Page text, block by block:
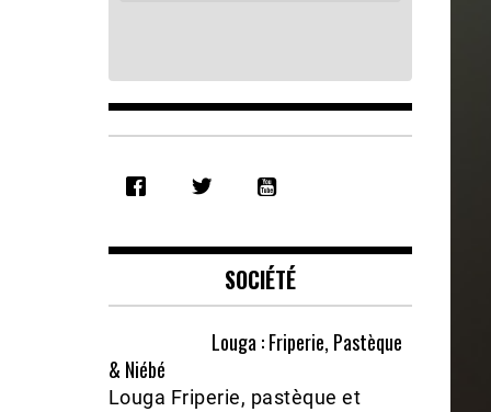
RSS FEED
EMBED
SOCIÉTÉ
Louga : Friperie, Pastèque
& Niébé
Louga Friperie, pastèque et